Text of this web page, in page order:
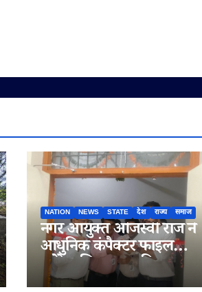
NATION NEWS STATE देश राज्य समाज
नगर आयुक्त ओजस्वी राज ने
आधुनिक कंपैक्टर फाइल
स्टोरेज सिस्टम का किया
शुभारंभ